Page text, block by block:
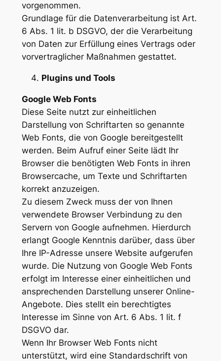
vorgenommen.
Grundlage für die Datenverarbeitung ist Art.
6 Abs. 1 lit. b DSGVO, der die Verarbeitung
von Daten zur Erfüllung eines Vertrags oder
vorvertraglicher Maßnahmen gestattet.
Plugins und Tools
Google Web Fonts
Diese Seite nutzt zur einheitlichen
Darstellung von Schriftarten so genannte
Web Fonts, die von Google bereitgestellt
werden. Beim Aufruf einer Seite lädt Ihr
Browser die benötigten Web Fonts in ihren
Browsercache, um Texte und Schriftarten
korrekt anzuzeigen.
Zu diesem Zweck muss der von Ihnen
verwendete Browser Verbindung zu den
Servern von Google aufnehmen. Hierdurch
erlangt Google Kenntnis darüber, dass über
Ihre IP-Adresse unsere Website aufgerufen
wurde. Die Nutzung von Google Web Fonts
erfolgt im Interesse einer einheitlichen und
ansprechenden Darstellung unserer Online-
Angebote. Dies stellt ein berechtigtes
Interesse im Sinne von Art. 6 Abs. 1 lit. f
DSGVO dar.
Wenn Ihr Browser Web Fonts nicht
unterstützt, wird eine Standardschrift von